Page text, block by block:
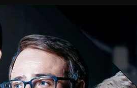
Бесплатные каналы